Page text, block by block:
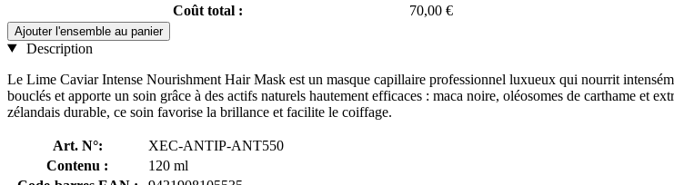
Coût total :
70,00 €
Ajouter l'ensemble au panier
Description
Le Lime Caviar Intense Nourishment Hair Mask est un masque capillaire professionnel luxueux qui nourrit
bouclés et apporte un soin grâce à des actifs naturels hautement efficaces : maca noire, oléosomes de carthame et
zélandais durable, ce soin favorise la brillance et facilite le coiffage.
Art. N°:
XEC-ANTIP-ANT550
Contenu :
120 ml